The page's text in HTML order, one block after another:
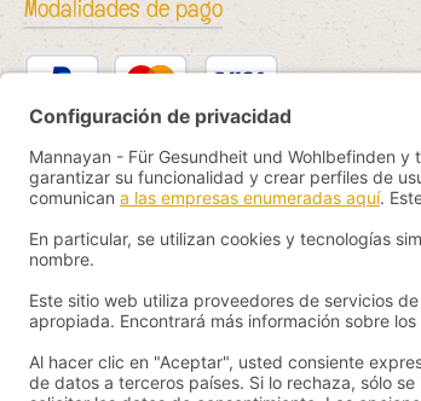
Modalidades de pago
PayPal Kredit- oder Debitkarte
BancontactSEPA Lastschrift
eps
iDEAL Przelewy24
Vorkasse Pay by YaBandPay
WeChat Pay + AliPay